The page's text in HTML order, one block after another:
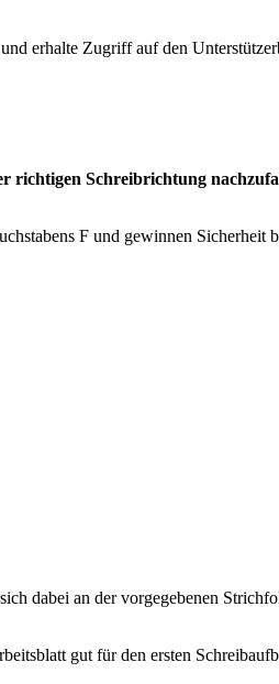
erhalte Zugriff auf den
richtigen Schreibrichtung
F und gewinnen Sicherheit
dabei an der vorgegebenen
gut für den ersten